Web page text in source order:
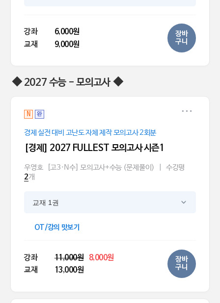
강좌
6,000원
교재
9,000원
장바
구니
◆ 2027 수능 - 모의고사 ◆
N 완
경제 실전 대비 고난도 자체 제작 모의고사 2회분
[경제] 2027 FULLEST 모의고사 시즌1
우영호 [고3·N수] 모의고사+수능 (문제풀이) 수강평
2개
교재 1권
OT/강의 맛보기
강좌 11,000원
8,000원
교재
13,000원
장바
구니